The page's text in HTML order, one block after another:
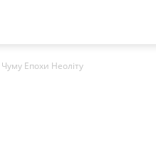
Епохи Неоліту